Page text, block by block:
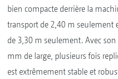
bien compacte derrière la
transport de 2,40 m seulement
de 3,30 m seulement. Avec son
mm de large, plusieurs fois
est extrêmement stable et